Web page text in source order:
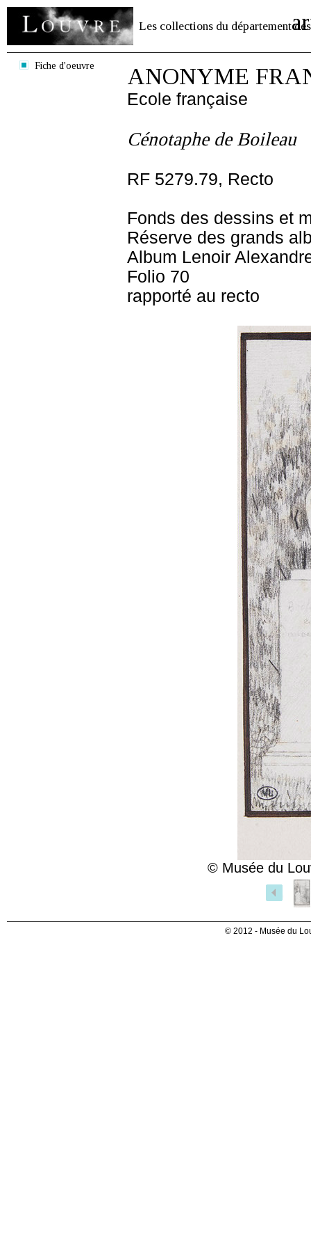
Les collections du département des
Fiche d'oeuvre ANONYME
Ecole française
Cénotaphe de Boileau
RF 5279.79, Recto
Fonds des dessins et
Réserve des grands
Album Lenoir
Folio 70
rapporté au recto
© Musée du
© 2012 - Musée du